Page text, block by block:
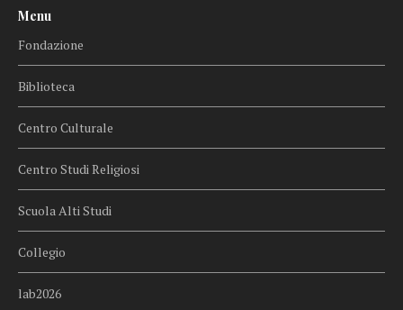
Menu
Fondazione
Biblioteca
Centro Culturale
Centro Studi Religiosi
Scuola Alti Studi
Collegio
lab2026